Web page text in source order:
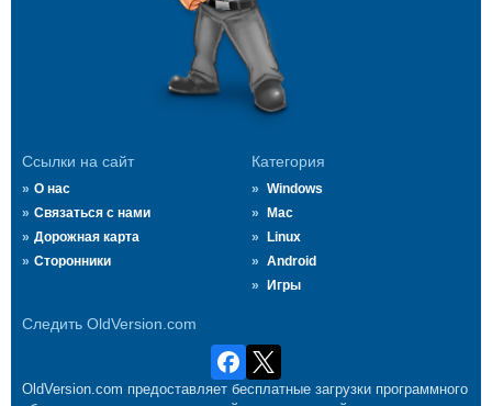
Ссылки на сайт
О нас
Связаться с нами
Дорожная карта
Сторонники
Категория
Windows
Mac
Linux
Android
Игры
Следить OldVersion.com
OldVersion.com предоставляет бесплатные загрузки программного